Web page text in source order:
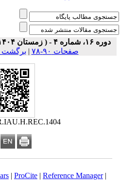
دوره ۱۶، شماره ۴ - ( زمستان ۱۴۰۴ )
صفحات ۹۰-۷۸
|برگشت
|ProCite|Reference Manager